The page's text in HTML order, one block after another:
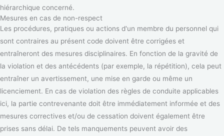
hiérarchique concerné.
Mesures en cas de non-respect
Les procédures, pratiques ou actions d'un membre du personnel qui
sont contraires au présent code doivent être corrigées et
entraîneront des mesures disciplinaires. En fonction de la gravité de
la violation et des antécédents (par exemple, la répétition), cela peut
entraîner un avertissement, une mise en garde ou même un
licenciement. En cas de violation des règles de conduite applicables
ici, la partie contrevenante doit être immédiatement informée et des
mesures correctives et/ou de cessation doivent également être
prises sans délai. De tels manquements peuvent avoir des